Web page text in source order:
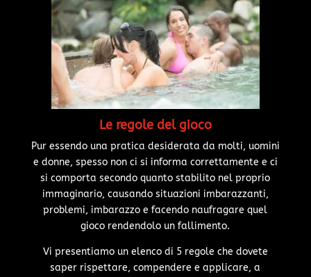
Le regole del gioco
Pur essendo una pratica desiderata da molti, uomini
e donne, spesso non ci si informa correttamente e ci
si comporta secondo quanto stabilito nel proprio
immaginario, causando situazioni imbarazzanti,
problemi, imbarazzo e facendo naufragare quel
gioco rendendolo un fallimento.
Vi presentiamo un elenco di 5 regole che dovete
saper rispettare, compendere e applicare, a